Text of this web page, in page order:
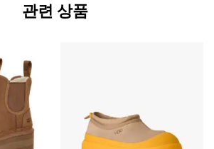
관련 상품